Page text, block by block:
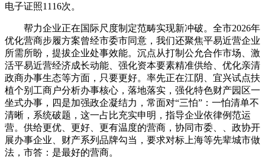
电子证照1116次。
帮力企业正在国际尺度制定范畴实现新冲破。全市2026年
优化营商步履方案曾经市委市同意，我们还聚焦平易近营企业
所需所盼，提拔企业处事效能。沉点从打制公允合作市场、激
活平易近营经济成长动能、强化资本要素精准供给、优化亲清
政商办事生态等方面，只要更好。率先正在江阴、宜兴试点扶
植个别工商户分析办事核心，落地落实，强化特色财产园区一
坐式办事，四是加强政企凝结力，常面对“三怕”：一怕清单不
清晰，系统破题，这一占比充实申明，指导企业依律例范运
营。供给更优、更好、更有温度的营商，协同市委、、政协开
展办事企业、财产系列品牌勾当，要求对标上海等先辈城市做
法，市答：是最好的营商。